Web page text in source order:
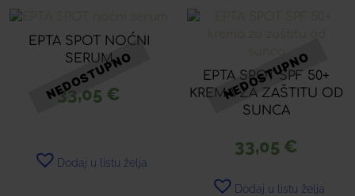
EPTA SPOT NOĆNI
SERUM
33,05 €
Dodaj u listu želja
EPTA SPOT SPF 50+
KREMA ZA ZAŠTITU OD
SUNCA
33,05 €
Dodaj u listu želja